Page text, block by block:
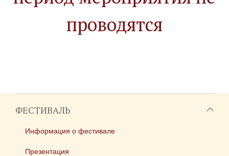
проводятся
ФЕСТИВАЛЬ
Информация о фестивале
Презентация